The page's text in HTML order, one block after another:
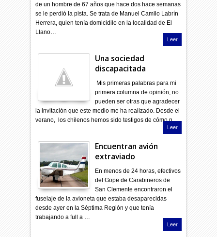
de un hombre de 67 años que hace dos hace semanas
se le perdió la pista. Se trata de Manuel Camilo Labrín
Herrera, quien tenía domicidilo en la localidad de El
Llano…
Leer
Una sociedad
discapacitada
Mis primeras palabras para mi
primera columna de opinión, no
pueden ser otras que agradecer
la invitación que este medio me ha realizado. Desde el
verano, los chilenos hemos sido testigos de cómo n…
Leer
Encuentran avión
extraviado
En menos de 24 horas, efectivos
del Gope de Carabineros de
San Clemente encontraron el
fuselaje de la avioneta que estaba desaparecidas
desde ayer en la Séptima Región y que tenía
trabajando a full a …
Leer